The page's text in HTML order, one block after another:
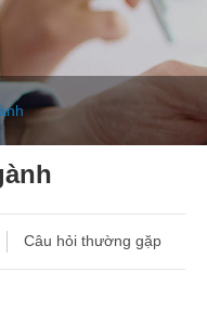
Câu hỏi thường gặp